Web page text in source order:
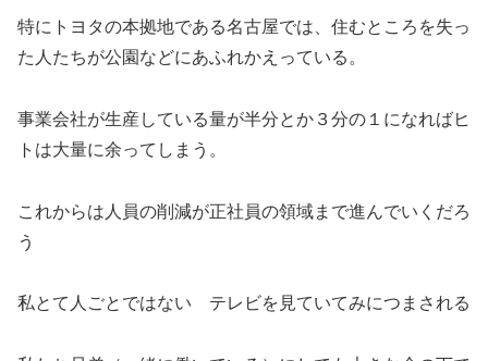
特にトヨタの本拠地である名古屋では、住むところを失っ
た人たちが公園などにあふれかえっている。
事業会社が生産している量が半分とか３分の１になればヒ
トは大量に余ってしまう。
これからは人員の削減が正社員の領域まで進んでいくだろ
う
私とて人ごとではない テレビを見ていてみにつまされる